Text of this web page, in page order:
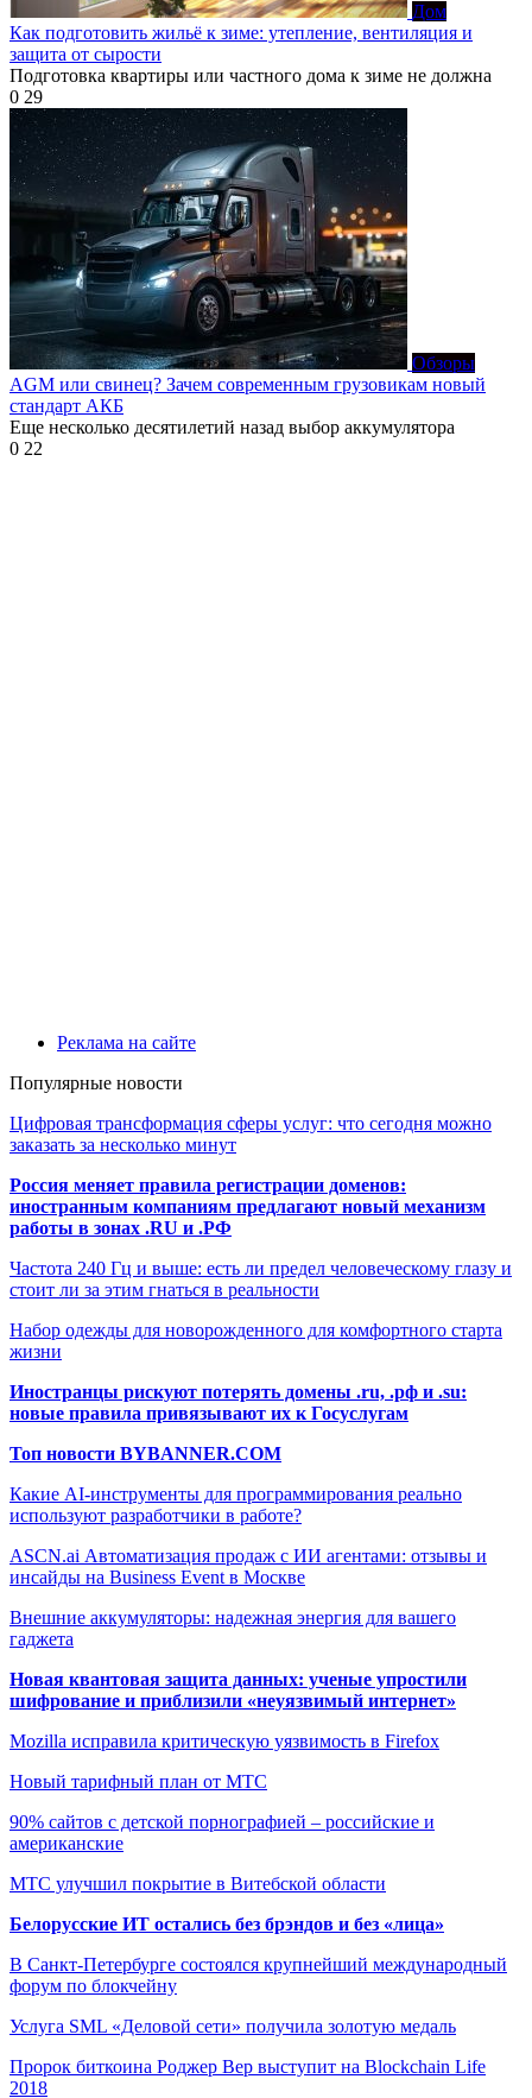
Дом
Как подготовить жильё к зиме: утепление, вентиляция и
защита от сырости
Подготовка квартиры или частного дома к зиме не должна
0 29
Обзоры
AGM или свинец? Зачем современным грузовикам новый
стандарт АКБ
Еще несколько десятилетий назад выбор аккумулятора
0 22
Реклама на сайте
Популярные новости
Цифровая трансформация сферы услуг: что сегодня можно
заказать за несколько минут
Россия меняет правила регистрации доменов:
иностранным компаниям предлагают новый механизм
работы в зонах .RU и .РФ
Частота 240 Гц и выше: есть ли предел человеческому глазу и
стоит ли за этим гнаться в реальности
Набор одежды для новорожденного для комфортного старта
жизни
Иностранцы рискуют потерять домены .ru, .рф и .su:
новые правила привязывают их к Госуслугам
Топ новости BYBANNER.COM
Какие AI-инструменты для программирования реально
используют разработчики в работе?
ASCN.ai Автоматизация продаж с ИИ агентами: отзывы и
инсайды на Business Event в Москве
Внешние аккумуляторы: надежная энергия для вашего
гаджета
Новая квантовая защита данных: ученые упростили
шифрование и приблизили «неуязвимый интернет»
Mozilla исправила критическую уязвимость в Firefox
Новый тарифный план от МТС
90% сайтов с детской порнографией – российские и
американские
МТС улучшил покрытие в Витебской области
Белорусские ИТ остались без брэндов и без «лица»
В Санкт-Петербурге состоялся крупнейший международный
форум по блокчейну
Услуга SML «Деловой сети» получила золотую медаль
Пророк биткоина Роджер Вер выступит на Blockchain Life
2018